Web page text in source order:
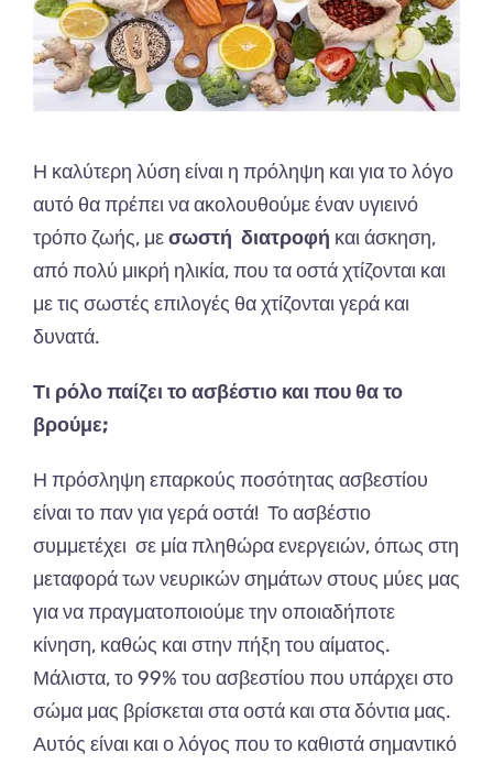
Η καλύτερη λύση είναι η πρόληψη και για το λόγο
αυτό θα πρέπει να ακολουθούμε έναν υγιεινό
τρόπο ζωής, μεσωστή διατροφή και άσκηση,
από πολύ μικρή ηλικία, που τα οστά χτίζονται και
με τις σωστές επιλογές θα χτίζονται γερά και
δυνατά.
Τι ρόλο παίζει το ασβέστιο και που θα το
βρούμε;
Η πρόσληψη επαρκούς ποσότητας ασβεστίου
είναι το παν για γερά οστά! Το ασβέστιο
συμμετέχει σε μία πληθώρα ενεργειών, όπως στη
μεταφορά των νευρικών σημάτων στους μύες μας
για να πραγματοποιούμε την οποιαδήποτε
κίνηση, καθώς και στην πήξη του αίματος.
Μάλιστα, το 99% του ασβεστίου που υπάρχει στο
σώμα μας βρίσκεται στα οστά και στα δόντια μας.
Αυτός είναι και ο λόγος που το καθιστά σημαντικό